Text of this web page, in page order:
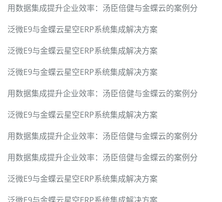
用数据集成提升企业效率：汤臣倍健与金蝶云的案例分
泛微E9与金蝶云星空ERP系统集成解决方案
泛微E9与金蝶云星空ERP系统集成解决方案
泛微E9与金蝶云星空ERP系统集成解决方案
用数据集成提升企业效率：汤臣倍健与金蝶云的案例分
泛微E9与金蝶云星空ERP系统集成解决方案
用数据集成提升企业效率：汤臣倍健与金蝶云的案例分
用数据集成提升企业效率：汤臣倍健与金蝶云的案例分
泛微E9与金蝶云星空ERP系统集成解决方案